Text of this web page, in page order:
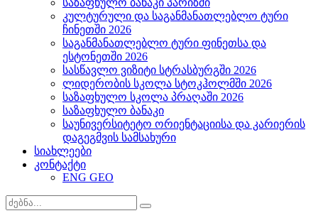
საზაფხულო ბანაკი პარიზში
კულტურული და საგანმანათლებლო ტური
ჩინეთში 2026
საგანმანათლებლო ტური ფინეთსა და
ესტონეთში 2026
სასწავლო ვიზიტი სტრასბურგში 2026
ლიდერობის სკოლა სტოკჰოლმში 2026
საზაფხულო სკოლა პრაღაში 2026
საზაფხულო ბანაკი
საუნივერსიტეტო ორიენტაციისა და კარიერის
დაგეგმვის სამსახური
სიახლეები
კონტაქტი
ENG GEO